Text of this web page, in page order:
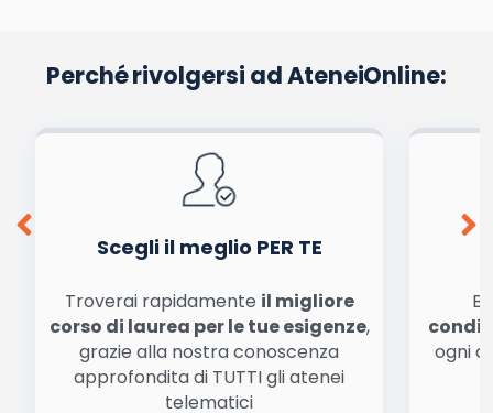
Perché rivolgersi ad AteneiOnline:
Scegli il meglio PER TE
Troverai rapidamente il migliore
corso di laurea per le tue esigenze,
grazie alla nostra conoscenza
approfondita di TUTTI gli atenei
telematici
ogni